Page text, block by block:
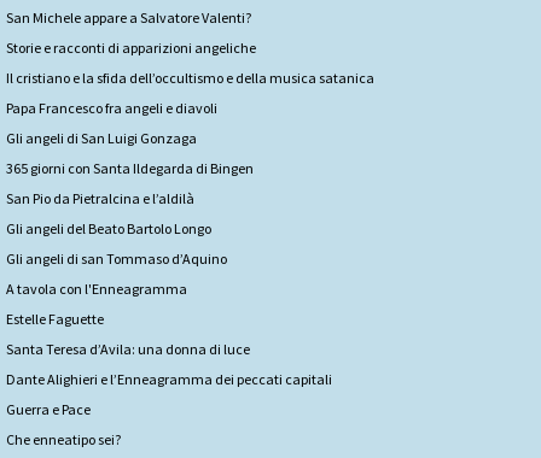
San Michele appare a Salvatore Valenti?
Storie e racconti di apparizioni angeliche
Il cristiano e la sfida dell’occultismo e della musica satanica
Papa Francesco fra angeli e diavoli
Gli angeli di San Luigi Gonzaga
365 giorni con Santa Ildegarda di Bingen
San Pio da Pietralcina e l’aldilà
Gli angeli del Beato Bartolo Longo
Gli angeli di san Tommaso d’Aquino
A tavola con l'Enneagramma
Estelle Faguette
Santa Teresa d’Avila: una donna di luce
Dante Alighieri e l’Enneagramma dei peccati capitali
Guerra e Pace
Che enneatipo sei?